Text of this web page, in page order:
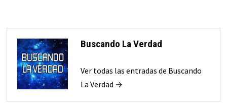
Buscando La Verdad
Ver todas las entradas de Buscando
La Verdad →